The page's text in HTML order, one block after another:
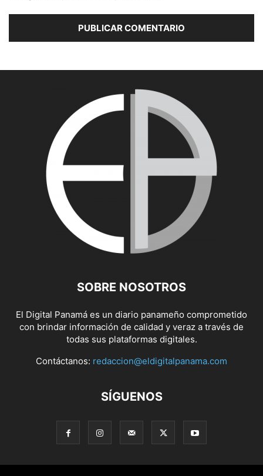
SOBRE NOSOTROS
El Digital Panamá es un diario panameño comprometido
con brindar información de calidad y veraz a través de
todas sus plataformas digitales.
Contáctanos: redaccion@eldigitalpanama.com
SÍGUENOS